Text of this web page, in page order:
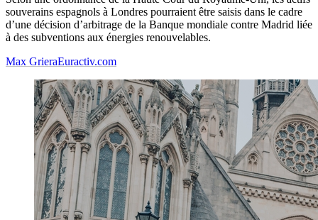
souverains espagnols à Londres pourraient être saisis dans le cadre
d’une décision d’arbitrage de la Banque mondiale contre Madrid liée
à des subventions aux énergies renouvelables.
Max GrieraEuractiv.com